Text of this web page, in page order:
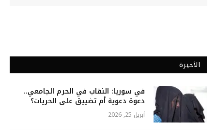
الأخيرة
في سوريا: النقاب في الحرم الجامعي..
دعوة دعوية أم تضييق على الحريات؟
أبريل 25, 2026